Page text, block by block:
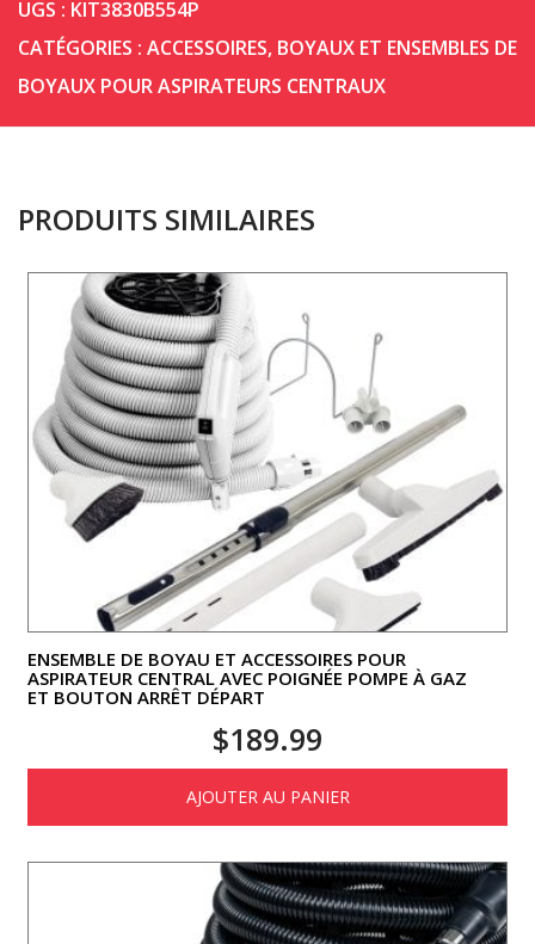
UGS : KIT3830B554P
CATÉGORIES : ACCESSOIRES, BOYAUX ET ENSEMBLES DE
BOYAUX POUR ASPIRATEURS CENTRAUX
PRODUITS SIMILAIRES
ENSEMBLE DE BOYAU ET ACCESSOIRES POUR
ASPIRATEUR CENTRAL AVEC POIGNÉE POMPE À GAZ
ET BOUTON ARRÊT DÉPART
$189.99
AJOUTER AU PANIER